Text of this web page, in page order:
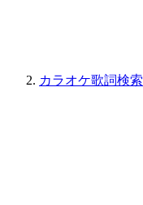
カラオケ歌詞検索